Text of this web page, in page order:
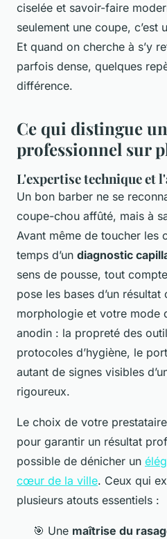
ciselée et savoir-faire
seulement une coupe, c’est
Et quand on cherche à s’y
parfois dense, quelques
différence.
Ce qui distingue
professionnel sur
L'expertise technique et
Un bon barber ne se
coupe-chou affûté, mais à
Avant même de toucher les
temps d’un diagnostic
sens de pousse, tout
pose les bases d’un
morphologie et votre mode
anodin : la propreté des
protocoles d’hygiène, le
autant de signes visibles
rigoureux.
Le choix de votre
pour garantir un résultat
possible de dénicher un
cœur de la ville. Ceux qui
plusieurs atouts essentiels :
🎯 Une maîtrise du